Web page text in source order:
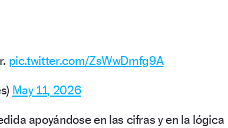
pic.twitter.com/ZsWwDmfg9A
May 11, 2026
apoyándose en las cifras y en la lógica